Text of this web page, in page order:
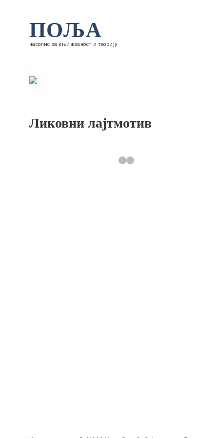
ПОЉА
часопис за књижевност и теорију
Ликовни лајтмотив